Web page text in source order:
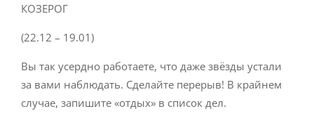
КОЗЕРОГ
(22.12 – 19.01)
Вы так усердно работаете, что даже звёзды устали
за вами наблюдать. Сделайте перерыв! В крайнем
случае, запишите «отдых» в список дел.